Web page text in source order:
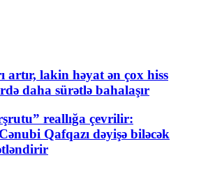
artır, lakin həyat ən çox hiss
daha sürətlə bahalaşır
reallığa çevrilir:
Qafqazı dəyişə biləcək